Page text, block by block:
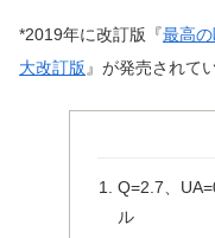
*2019年に改訂版『最高
大改訂版 』が発売されて
Q=2.7、
ル